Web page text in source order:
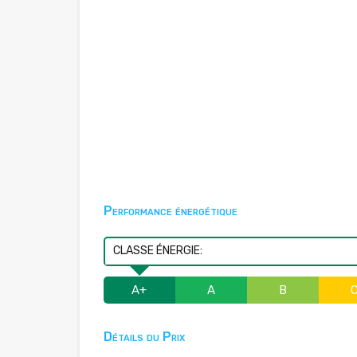
Performance énergétique
CLASSE ÉNERGIE:
A+ A B C
Détails du Prix